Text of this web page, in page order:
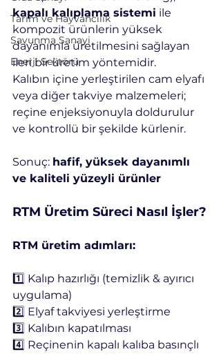
Tarım ve Hayvancılık
Savunma Sanayi
Enerji Sektörü
kapalı kalıplama sistemi ile
kompozit ürünlerin yüksek
dayanımla üretilmesini sağlayan
ileri bir üretim yöntemidir.
Kalıbın içine yerleştirilen cam elyafı
veya diğer takviye malzemeleri;
reçine enjeksiyonuyla doldurulur
ve kontrollü bir şekilde kürlenir.
Sonuç: hafif, yüksek dayanımlı
ve kaliteli yüzeyli ürünler
RTM Üretim Süreci Nasıl İşler?
RTM üretim adımları:
1️⃣ Kalıp hazırlığı (temizlik & ayırıcı
uygulama)
2️⃣ Elyaf takviyesi yerleştirme
3️⃣ Kalıbın kapatılması
4️⃣ Reçinenin kapalı kalıba basınçlı